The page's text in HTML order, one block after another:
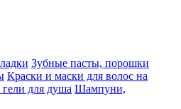
Зубные пасты, порошки
Краски и маски для волос на
для душа Шампуни,